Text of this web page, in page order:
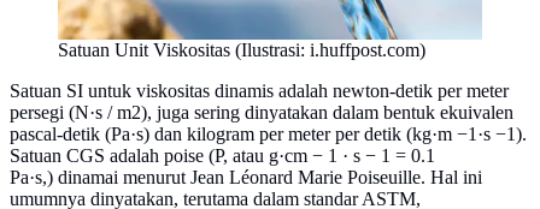
Satuan Unit Viskositas (Ilustrasi: i.huffpost.com)
Satuan SI untuk viskositas dinamis adalah newton-detik per meter
persegi (N·s / m2), juga sering dinyatakan dalam bentuk ekuivalen
pascal-detik (Pa·s) dan kilogram per meter per detik (kg·m −1·s −1).
Satuan CGS adalah poise (P, atau g·cm − 1 · s − 1 = 0.1
Pa·s,) dinamai menurut Jean Léonard Marie Poiseuille. Hal ini
umumnya dinyatakan, terutama dalam standar ASTM,